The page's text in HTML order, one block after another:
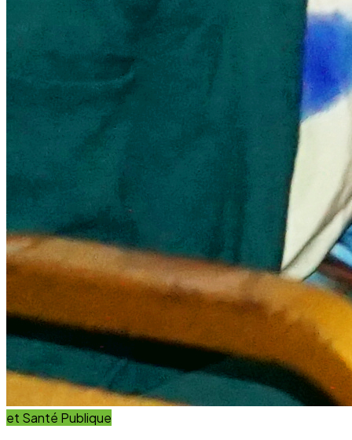
et Innovation
Éducation
Innover avec des solutions éducatives innovantes et
durables.
Découvrir nos projets En savoir plus
Impact Global
+15 Ans
D'engagement au service du développement durable.
Communauté